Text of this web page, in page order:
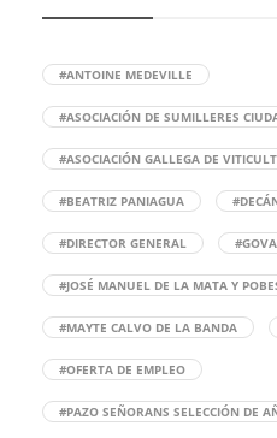
#ANTOINE MEDEVILLE
#ASOCIACIÓN DE SUMILLERES
#ASOCIACIÓN GALLEGA DE
#BEATRIZ PANIAGUA
#DIRECTOR GENERAL
#JOSÉ MANUEL DE LA MATA Y
#MAYTE CALVO DE LA BANDA
#OFERTA DE EMPLEO
#PAZO SEÑORANS SELECCIÓN DE